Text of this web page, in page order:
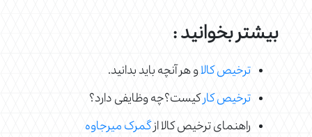
بیشتر بخوانید :
ترخیص کالاو هر آنچه باید بدانید.
ترخیص کارکیست؟چه وظایفی دارد؟
راهنمای ترخیص کالا ازگمرک میرجاوه